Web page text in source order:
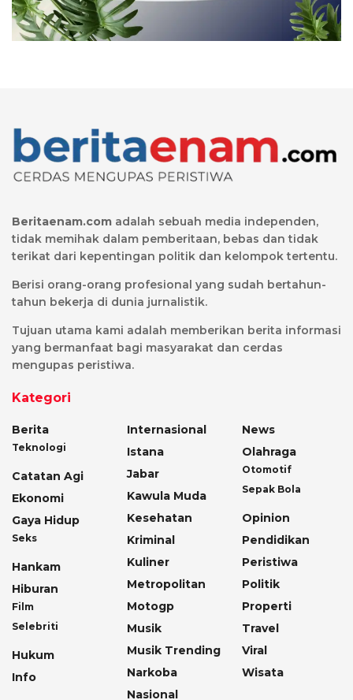
Beritaenam.com adalah sebuah media independen,
tidak memihak dalam pemberitaan, bebas dan tidak
terikat dari kepentingan politik dan kelompok tertentu.
Berisi orang-orang profesional yang sudah bertahun-
tahun bekerja di dunia jurnalistik.
Tujuan utama kami adalah memberikan berita informasi
yang bermanfaat bagi masyarakat dan cerdas
mengupas peristiwa.
Kategori
Berita
Teknologi
Catatan Agi
Ekonomi
Gaya Hidup
Seks
Hankam
Hiburan
Film
Selebriti
Hukum
Info
Internasional
Istana
Jabar
Kawula Muda
Kesehatan
Kriminal
Kuliner
Metropolitan
Motogp
Musik
Musik Trending
Narkoba
Nasional
News
Olahraga
Otomotif
Sepak Bola
Opinion
Pendidikan
Peristiwa
Politik
Properti
Travel
Viral
Wisata